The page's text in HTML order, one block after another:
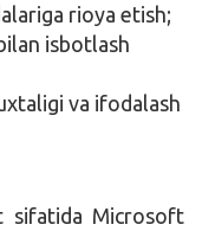
rioya etish;
isbotlash
va ifodalash
sifatida Microsoft